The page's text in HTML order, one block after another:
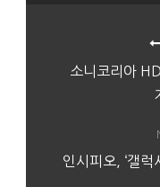
소니코리아
인시피오, ‘갤